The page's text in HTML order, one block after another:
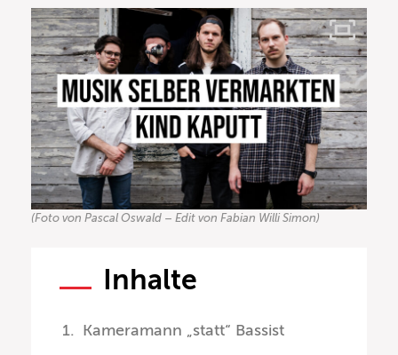
(Foto von Pascal Oswald – Edit von Fabian Willi Simon)
Inhalte
Kameramann „statt“ Bassist